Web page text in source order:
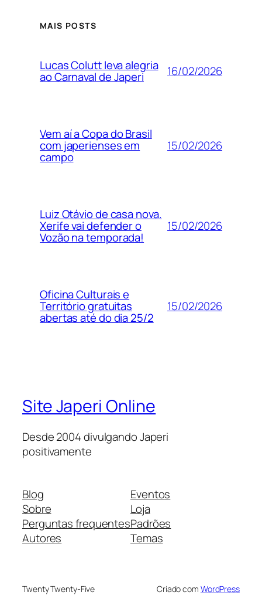
MAIS POSTS
Lucas Colutt leva alegria
ao Carnaval de Japeri 16/02/2026
Vem aí a Copa do Brasil
com japerienses em
campo
15/02/2026
Luiz Otávio de casa nova.
Xerife vai defender o
Vozão na temporada!
15/02/2026
Oficina Culturais e
Território gratuitas
abertas até do dia 25/2
15/02/2026
Site Japeri Online
Desde 2004 divulgando Japeri
positivamente
Blog
Sobre
Perguntas frequentes
Autores
Eventos
Loja
Padrões
Temas
Twenty Twenty-Five Criado com WordPress